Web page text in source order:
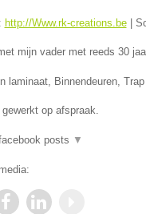
http://Www.rk-creations.be|
mijn vader met reeds 30
laminaat, Binnendeuren,
gewerkt op afspraak.
posts ▼